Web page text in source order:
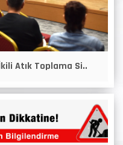
Atık Toplama Si..